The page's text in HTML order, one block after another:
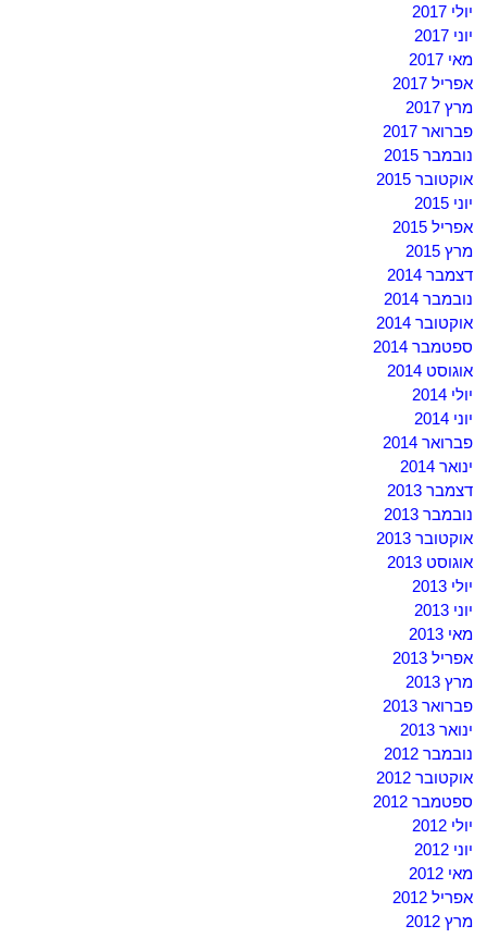
יולי 2017
יוני 2017
מאי 2017
אפריל 2017
מרץ 2017
פברואר 2017
נובמבר 2015
אוקטובר 2015
יוני 2015
אפריל 2015
מרץ 2015
דצמבר 2014
נובמבר 2014
אוקטובר 2014
ספטמבר 2014
אוגוסט 2014
יולי 2014
יוני 2014
פברואר 2014
ינואר 2014
דצמבר 2013
נובמבר 2013
אוקטובר 2013
אוגוסט 2013
יולי 2013
יוני 2013
מאי 2013
אפריל 2013
מרץ 2013
פברואר 2013
ינואר 2013
נובמבר 2012
אוקטובר 2012
ספטמבר 2012
יולי 2012
יוני 2012
מאי 2012
אפריל 2012
מרץ 2012